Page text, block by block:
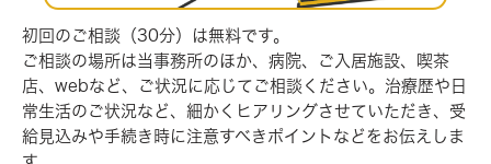
初回のご相談（30分）は無料です。
ご相談の場所は当事務所のほか、病院、ご入居施設、喫茶
店、 webなど、ご状況に応じてご相談ください。治療歴や日
常生活の ご状況など、細かくヒアリングさせていただき、受
給見込みや手続き時に注意すべきポイントなどをお伝えしま